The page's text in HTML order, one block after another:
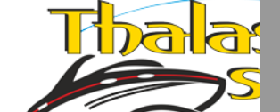
ΠΕΤΟΝΙΕΣ - ΝΗΜΑΤΑ - ΣΥΡΜΑΤΑ /
(ΑΡΜΑΤΩΣΙΕΣ- ΑΓΓΙΣΤΡΙΑ) / X-PARAGON
KONG EXTRA STRONG